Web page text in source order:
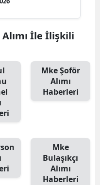
İle İlişkili
Mke Şoför
Alımı
Haberleri
Mke
Bulaşıkçı
Alımı
Haberleri